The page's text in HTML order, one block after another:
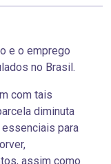
e o emprego
no Brasil.
com tais
diminuta
para
assim como